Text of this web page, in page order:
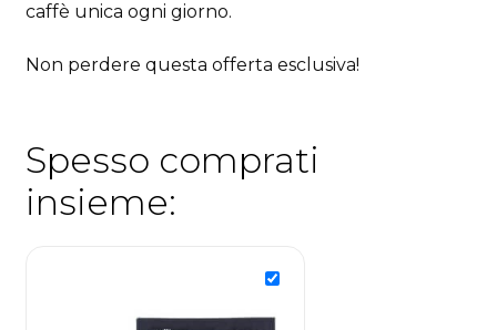
caffè unica ogni giorno.
Non perdere questa offerta esclusiva!
Spesso comprati
insieme: